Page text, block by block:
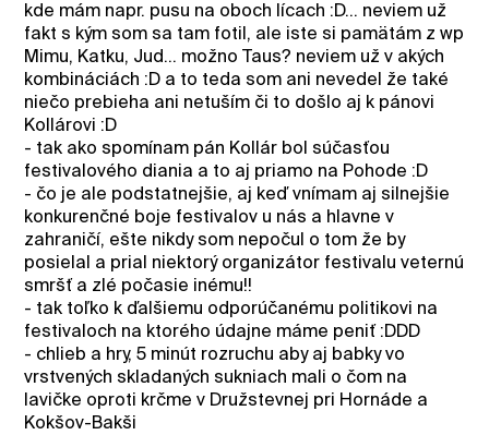
kde mám napr. pusu na oboch lícach :D... neviem už
fakt s kým som sa tam fotil, ale iste si pamätám z wp
Mimu, Katku, Jud... možno Taus? neviem už v akých
kombináciách :D a to teda som ani nevedel že také
niečo prebieha ani netuším či to došlo aj k pánovi
Kollárovi :D
- tak ako spomínam pán Kollár bol súčasťou
festivalového diania a to aj priamo na Pohode :D
- čo je ale podstatnejšie, aj keď vnímam aj silnejšie
konkurenčné boje festivalov u nás a hlavne v
zahraničí, ešte nikdy som nepočul o tom že by
posielal a prial niektorý organizátor festivalu veternú
smršť a zlé počasie inému!!
- tak toľko k ďalšiemu odporúčanému politikovi na
festivaloch na ktorého údajne máme peniť :DDD
- chlieb a hry, 5 minút rozruchu aby aj babky vo
vrstvených skladaných sukniach mali o čom na
lavičke oproti krčme v Družstevnej pri Hornáde a
Kokšov-Bakši